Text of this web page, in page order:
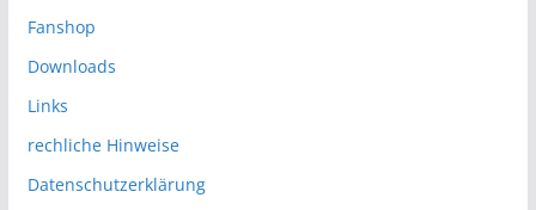
Fanshop
Downloads
Links
rechliche Hinweise
Datenschutzerklärung